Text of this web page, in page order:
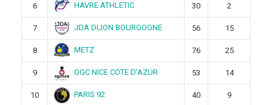
6 HAVRE ATHLETIC 30 2
7 JDA DIJON BOURGOGNE 56 15
8 METZ 76 25
9 OGC NICE COTE D’AZUR 53 14
10 PARIS 92 40 9